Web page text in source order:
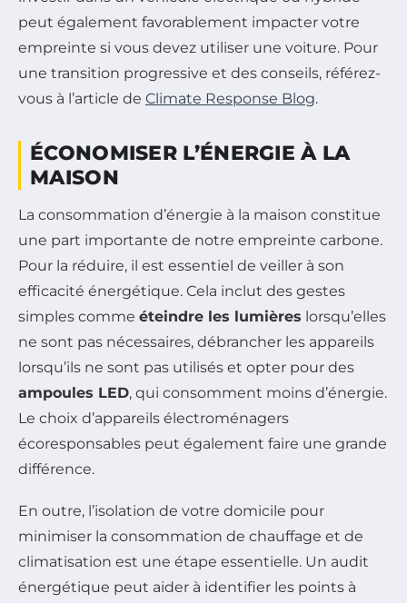
peut également favorablement impacter votre
empreinte si vous devez utiliser une voiture. Pour
une transition progressive et des conseils, référez-
vous à l’article de Climate Response Blog.
ÉCONOMISER L’ÉNERGIE À LA
MAISON
La consommation d’énergie à la maison constitue
une part importante de notre empreinte carbone.
Pour la réduire, il est essentiel de veiller à son
efficacité énergétique. Cela inclut des gestes
simples comme éteindre les lumières lorsqu’elles
ne sont pas nécessaires, débrancher les appareils
lorsqu’ils ne sont pas utilisés et opter pour des
ampoules LED, qui consomment moins d’énergie.
Le choix d’appareils électroménagers
écoresponsables peut également faire une grande
différence.
En outre, l’isolation de votre domicile pour
minimiser la consommation de chauffage et de
climatisation est une étape essentielle. Un audit
énergétique peut aider à identifier les points à